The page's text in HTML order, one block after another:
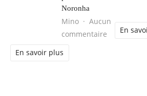
Noronha
Mino
Aucun
commentaire sur
En savoir plus
En